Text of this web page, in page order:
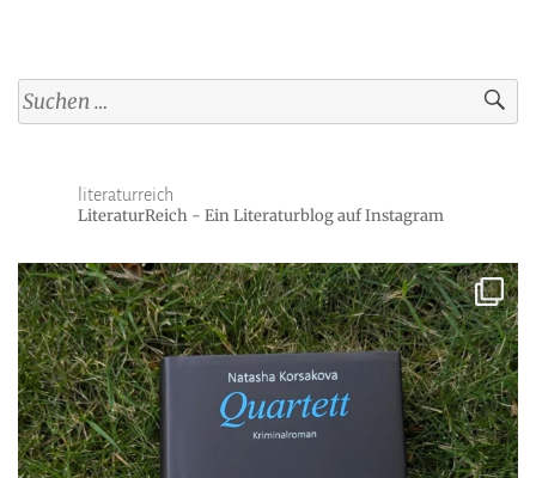
Suchen
nach:
literaturreich
LiteraturReich - Ein Literaturblog auf Instagram